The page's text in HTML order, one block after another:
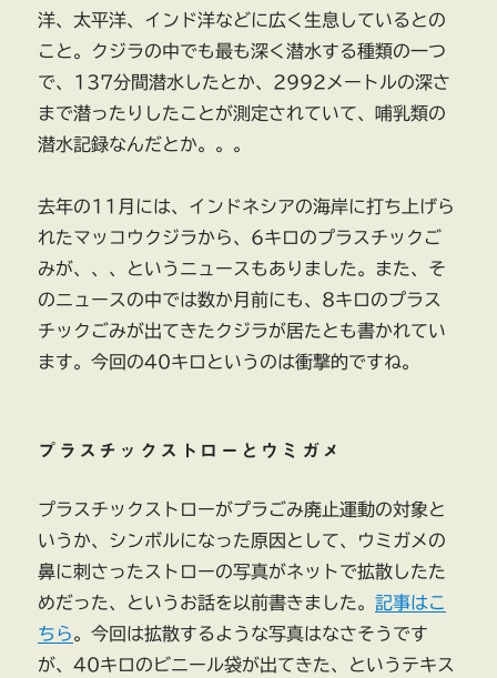
洋、太平洋、インド洋などに広く生息しているとの
こと。クジラの中でも最も深く潜水する種類の一つ
で、137分間潜水したとか、2992メートルの深さ
まで潜ったりしたことが測定されていて、哺乳類の
潜水記録なんだとか。。。
去年の11月には、インドネシアの海岸に打ち上げら
れたマッコウクジラから、6キロのプラスチックご
みが、、、というニュースもありました。また、そ
のニュースの中では数か月前にも、8キロのプラス
チックごみが出てきたクジラが居たとも書かれてい
ます。今回の40キロというのは衝撃的ですね。
プラスチックストローとウミガメ
プラスチックストローがプラごみ廃止運動の対象と
いうか、シンボルになった原因として、ウミガメの
鼻に刺さったストローの写真がネットで拡散したた
めだった、というお話を以前書きました。記事はこ
ちら。今回は拡散するような写真はなさそうです
が、40キロのビニール袋が出てきた、というテキス